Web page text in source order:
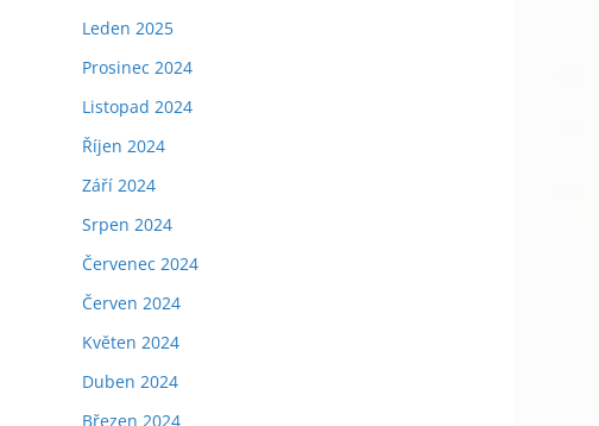
Leden 2025
Prosinec 2024
Listopad 2024
Říjen 2024
Září 2024
Srpen 2024
Červenec 2024
Červen 2024
Květen 2024
Duben 2024
Březen 2024